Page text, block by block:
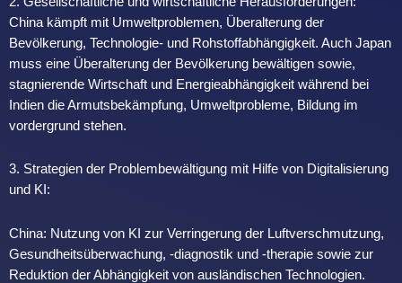
China kämpft mit Umweltproblemen, Überalterung der
Bevölkerung, Technologie- und Rohstoffabhängigkeit. Auch Japan
muss eine Überalterung der Bevölkerung bewältigen sowie,
stagnierende Wirtschaft und Energieabhängigkeit während bei
Indien die Armutsbekämpfung, Umweltprobleme, Bildung im
vordergrund stehen.
3. Strategien der Problembewältigung mit Hilfe von Digitalisierung
und KI:
China: Nutzung von KI zur Verringerung der Luftverschmutzung,
Gesundheitsüberwachung, -diagnostik und -therapie sowie zur
Reduktion der Abhängigkeit von ausländischen Technologien.